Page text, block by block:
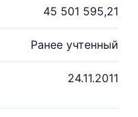
45 501 595,21
Ранее учтенный
24.11.2011